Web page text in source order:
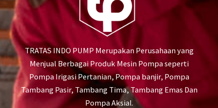
TRATAS INDO PUMP Merupakan Perusahaan yang
Menjual Berbagai Produk Mesin Pompa seperti
Pompa Irigasi Pertanian, Pompa banjir, Pompa
Tambang Pasir, Tambang Tima, Tambang Emas Dan
Pompa Aksial.